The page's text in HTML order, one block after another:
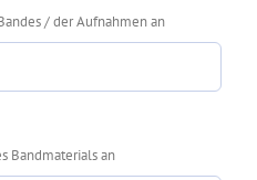
/ der Aufnahmen an
Bandmaterials an